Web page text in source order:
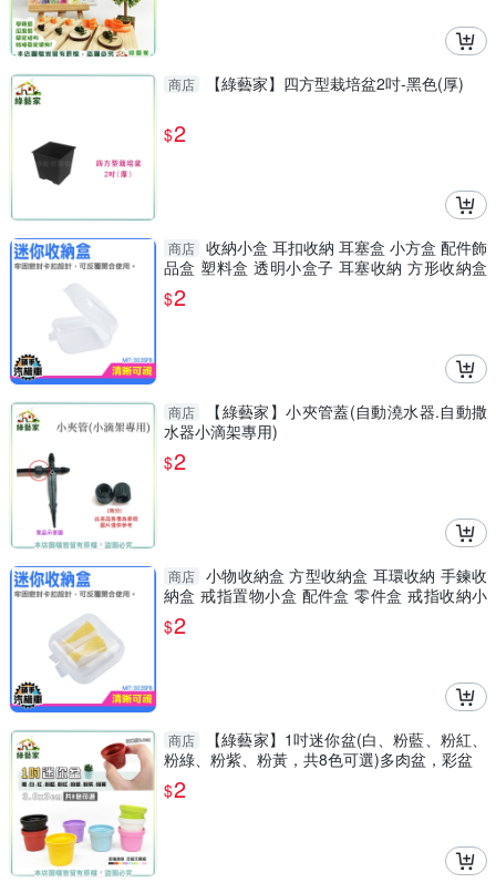
商店 【綠藝家】四方型栽培盆2吋-黑色(厚)
$2
商店 收納小盒 耳扣收納 耳塞盒 小方盒 配件飾
品盒 塑料盒 透明小盒子 耳塞收納 方形收納盒
MIT-303SFB
$2
商店
【綠藝家】小夾管蓋(自動澆水器.自動撒
水器小滴架專用)
$2
商店 小物收納盒 方型收納盒 耳環收納 手鍊收
納盒 戒指置物小盒 配件盒 零件盒 戒指收納小
盒 MIT-303SFB
$2
商店
【綠藝家】1吋迷你盆(白、粉藍、粉紅、
粉綠、粉紫、粉黃，共8色可選)多肉盆，彩盆
$2